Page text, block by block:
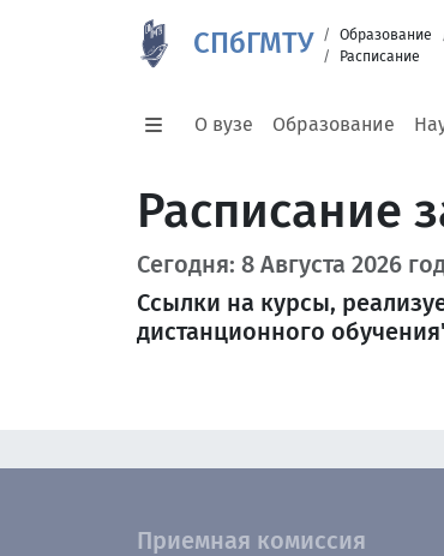
СПбГМТУ Образование
Расписание
О вузе Образование
Расписание
Сегодня: 8 Августа 2026
Ссылки на курсы,
дистанционного
Приемная комиссия